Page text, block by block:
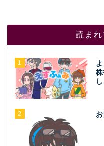
読ま
1
2